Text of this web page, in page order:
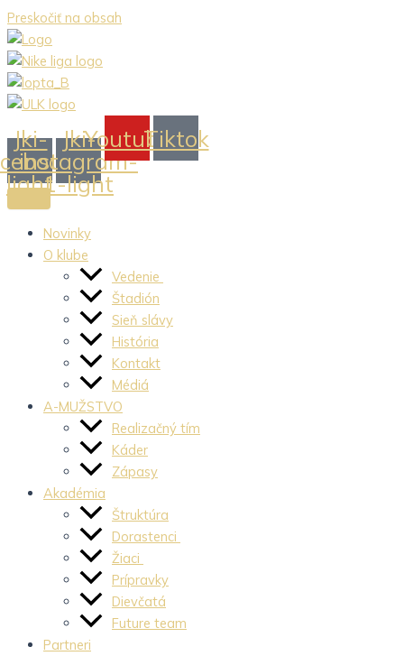
Preskočiť na obsah
Jki-
light
Jki-
instagram-
1-light
YoutubeTiktok
Novinky
O klube
Vedenie
Štadión
Sieň slávy
História
Kontakt
Médiá
A-MUŽSTVO
Realizačný tím
Káder
Zápasy
Akadémia
Štruktúra
Dorastenci
Žiaci
Prípravky
Dievčatá
Future team
Partneri